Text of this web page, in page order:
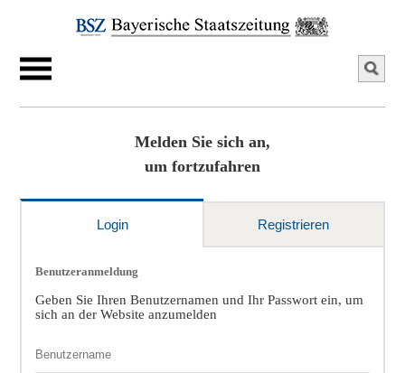
Melden Sie sich an,
um fortzufahren
Login Registrieren
Benutzeranmeldung
Geben Sie Ihren Benutzernamen und Ihr Passwort ein, um
sich an der Website anzumelden